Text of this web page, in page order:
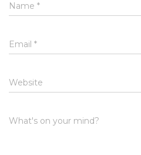
Name *
Email *
Website
What's on your mind?